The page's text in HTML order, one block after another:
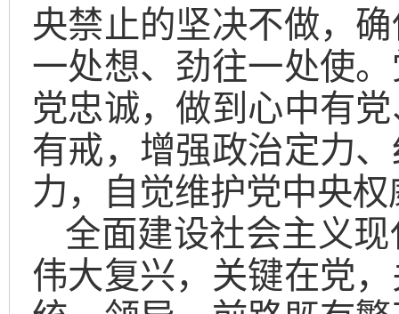
央禁止的坚决不做，
一处想、劲往一处使
党忠诚，做到心中有
有戒，增强政治定力
力，自觉维护党中央
全面建设社会主义
伟大复兴，关键在党